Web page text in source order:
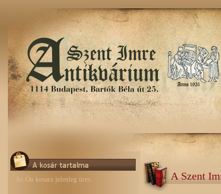
Az Ön kosara jelenleg üres. A Szent